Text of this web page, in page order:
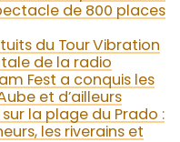
de 800 places
du Tour Vibration
de la radio
Fest a conquis les
et d’ailleurs
la plage du Prado :
les riverains et